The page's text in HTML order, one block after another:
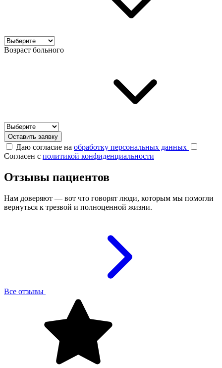
Возраст больного
Оставить заявку
Даю согласие на обработку персональных данных
Согласен с политикой конфиденциальности
Отзывы пациентов
Нам доверяют — вот что говорят люди, которым мы помогли
вернуться к трезвой и полноценной жизни.
Все отзывы